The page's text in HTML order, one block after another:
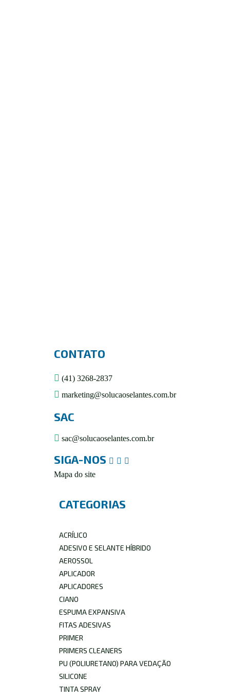
CONTATO
(41) 3268-2837
marketing@solucaoselantes.com.br
SAC
sac@solucaoselantes.com.br
SIGA-NOS
Mapa do site
CATEGORIAS
ACRÍLICO
ADESIVO E SELANTE HÍBRIDO
AEROSSOL
APLICADOR
APLICADORES
CIANO
ESPUMA EXPANSIVA
FITAS ADESIVAS
PRIMER
PRIMERS CLEANERS
PU (POLIURETANO) PARA VEDAÇÃO
SILICONE
TINTA SPRAY